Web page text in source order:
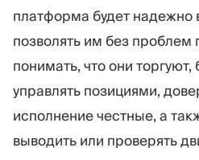
платформа будет надежно
позволять им без проблем
понимать, что они
управлять позициями,
исполнение честные, а
выводить или проверять
Торговая платформа
РЕСУРСЫ
Руководство по
маркетингу
Словарь терминов
О